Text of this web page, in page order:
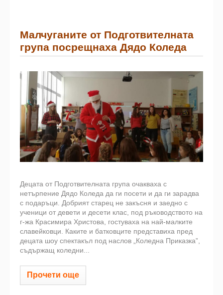
Малчуганите от Подготвителната
група посрещнаха Дядо Коледа
Децата от Подготвителната група очакваха с
нетърпение Дядо Коледа да ги посети и да ги зарадва
с подаръци. Добрият старец не закъсня и заедно с
ученици от девети и десети клас, под ръководството на
г-жа Красимира Христова, гостуваха на най-малките
славейковци. Каките и батковците представиха пред
децата шоу спектакъл под наслов „Коледна Приказка”,
съдържащ коледни...
Прочети още